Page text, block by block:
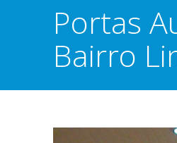
Portas
Bairro